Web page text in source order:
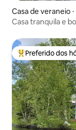
Casa de veraneio
Casa tranquila e
Entre os
Preferido dos